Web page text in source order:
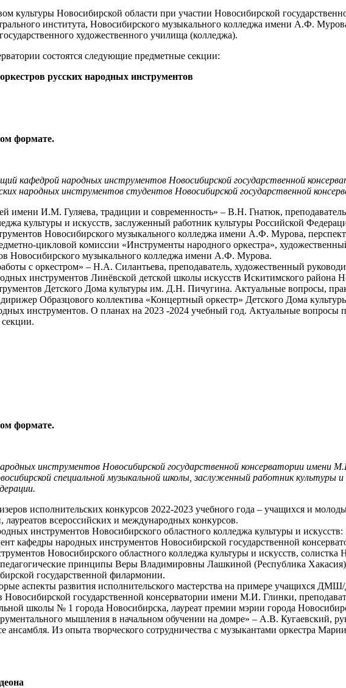
культуры Новосибирской области при участии Новосибирской
института, Новосибирского музыкального колледжа имени А.Ф.
художественного училища (колледжа).
состоятся следующие предметные секции:
русских народных инструментов
формате.
кафедрой народных инструментов Новосибирской государственной
народных инструментов студентов Новосибирской государственной
имени И.М. Гуляева, традиции и современность» – В.Н. Гнатюк,
культуры и искусств, заслуженный работник культуры Российской
Новосибирского музыкального колледжа имени А.Ф. Мурова,
цикловой комиссии «Инструменты народного оркестра»,
Новосибирского музыкального колледжа имени А.Ф. Мурова.
с оркестром» – Н.А. Силантьева, преподаватель, художественный
инструментов Линёвской детской школы искусств Искитимского района
Детского Дома культуры им. Д.Н. Пичугина. Актуальные вопросы,
Образцового коллектива «Концертный оркестр» Детского Дома
инструментов. О планах на 2023 -2024 учебный год. Актуальные вопросы
формате.
инструментов Новосибирской государственной консерватории имени
специальной музыкальной школы, заслуженный работник культуры
исполнительских конкурсов 2022-2023 учебного года – учащихся и
лауреатов всероссийских и международных конкурсов.
инструментов Новосибирского областного колледжа культуры и
кафедры народных инструментов Новосибирской государственной
Новосибирского областного колледжа культуры и искусств,
педагогические принципы Веры Владимировны Лашкиной (Республика
государственной филармонии.
аспекты развития исполнительского мастерства на примере учащихся
государственной консерватории имени М.И. Глинки,
школы № 1 города Новосибирска, лауреат премии мэрии города
мышления в начальном обучении на домре» – А.В. Кугаевский,
ансамбля. Из опыта творческого сотрудничества с музыкантами оркестра